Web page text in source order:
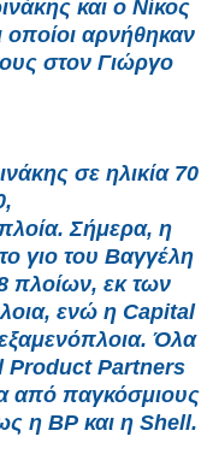
και ο Νίκος
οποίοι αρνήθηκαν
στον Γιώργο
σε ηλικία 70
Σήμερα, η
γιο του Βαγγέλη
πλοίων, εκ των
ενώ η Capital
Όλα
Ρroduct Ρartners
από παγκόσμιους
η ΒΡ και η Shell.